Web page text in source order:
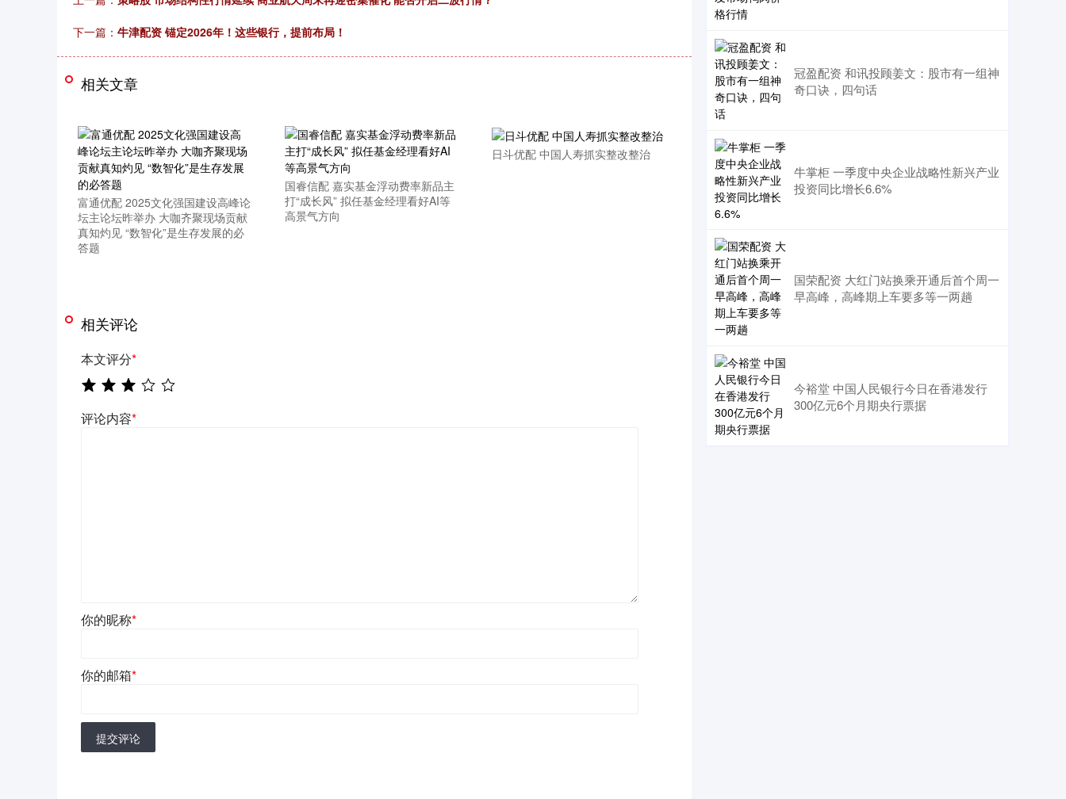
下一篇： 牛津配资 锚定2026年！这些银行，提前布局！
相关文章
富通优配 2025文化强国建设高峰论
坛主论坛昨举办 大咖齐聚现场贡献
真知灼见 “数智化”是生存发展的必
答题
国睿信配 嘉实基金浮动费率新品主
打“成长风” 拟任基金经理看好AI等
高景气方向
日斗优配 中国人寿抓实整改整治
相关评论
本文评分*
评论内容*
你的昵称*
你的邮箱*
提交评论
冠盈配资 和讯投顾姜文：股市有一组神
奇口诀，四句话
牛掌柜 一季度中央企业战略性新兴产业
投资同比增长6.6%
国荣配资 大红门站换乘开通后首个周一
早高峰，高峰期上车要多等一两趟
今裕堂 中国人民银行今日在香港发行
300亿元6个月期央行票据